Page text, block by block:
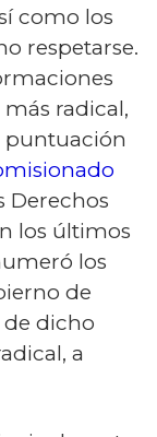
como los
respetarse.
radical,
puntuación
Derechos
los últimos
los
de
de dicho
a